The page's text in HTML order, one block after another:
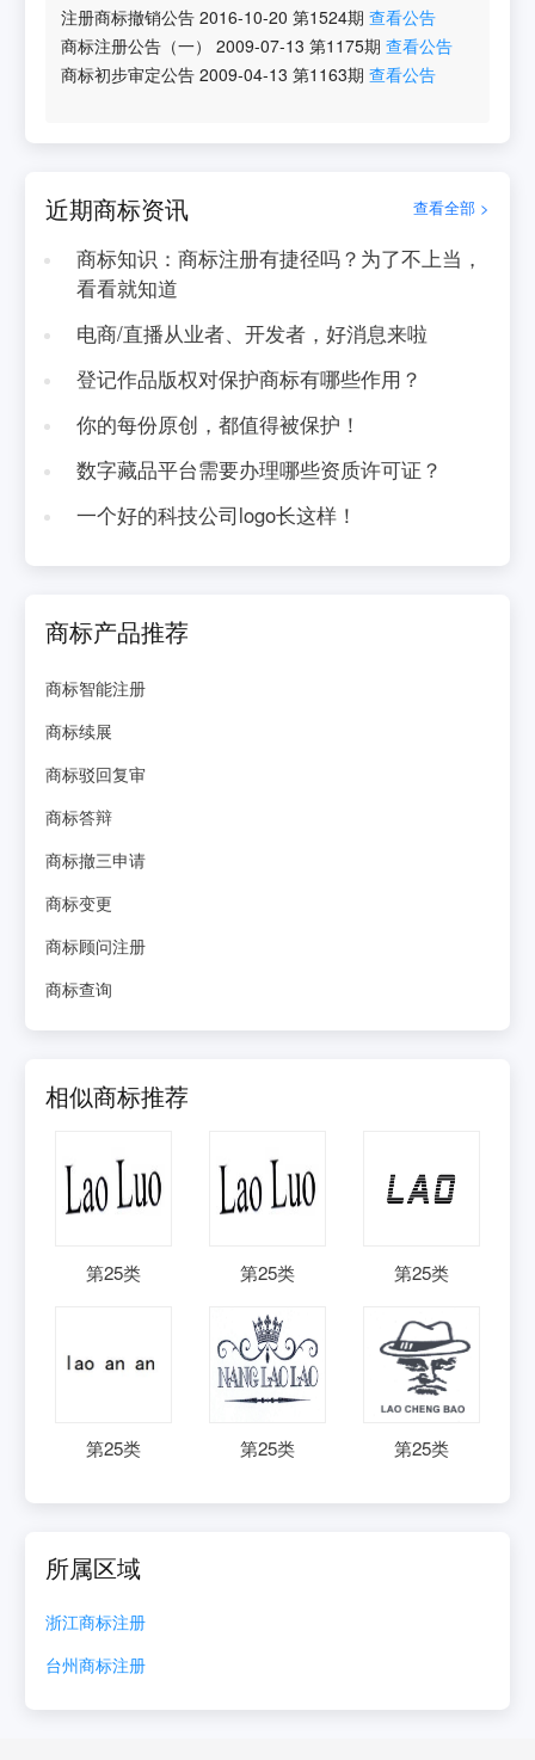
注册商标撤销公告 2016-10-20 第1524期 查看公告
商标注册公告（一）
2009-07-13 第1175期 查看公告
商标初步审定公告 2009-04-13 第1163期 查看公告
近期商标资讯 查看全部 >
商标知识：商标注册有捷径吗？为了不上当，
看看就知道
电商/直播从业者、开发者，好消息来啦
登记作品版权对保护商标有哪些作用？
你的每份原创，都值得被保护！
数字藏品平台需要办理哪些资质许可证？
一个好的科技公司logo长这样！
商标产品推荐
商标智能注册
商标续展
商标驳回复审
商标答辩
商标撤三申请
商标变更
商标顾问注册
商标查询
相似商标推荐
第25类 第25类 第25类
第25类 第25类 第25类
所属区域
浙江商标注册
台州商标注册